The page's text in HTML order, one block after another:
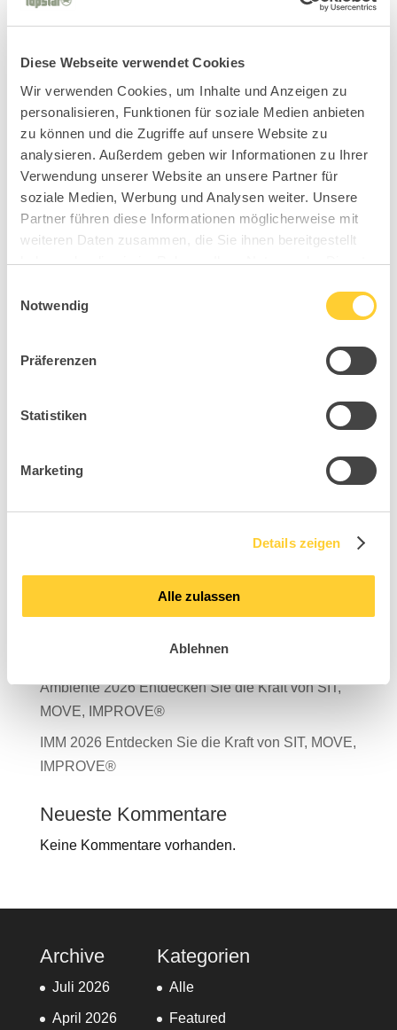
Diese Webseite verwendet Cookies
Wir verwenden Cookies, um Inhalte und Anzeigen zu
personalisieren, Funktionen für soziale Medien anbieten
zu können und die Zugriffe auf unsere Website zu
analysieren. Außerdem geben wir Informationen zu Ihrer
Verwendung unserer Website an unsere Partner für
soziale Medien, Werbung und Analysen weiter. Unsere
Partner führen diese Informationen möglicherweise mit
weiteren Daten zusammen, die Sie ihnen bereitgestellt
haben oder die sie im Rahmen Ihrer Nutzung der Dienste
Notwendig
Präferenzen
Statistiken
Marketing
Details zeigen
Alle zulassen
Ablehnen
Suchen
Nachhaltigkeitsbericht 2025 ist da!
TDR – Tag der Rückengesundheit 2026
Ambiente 2026 Entdecken Sie die Kraft von SIT,
MOVE, IMPROVE®
IMM 2026 Entdecken Sie die Kraft von SIT, MOVE,
IMPROVE®
Neueste Kommentare
Keine Kommentare vorhanden.
Archive
Juli 2026
April 2026
Kategorien
Alle
Featured